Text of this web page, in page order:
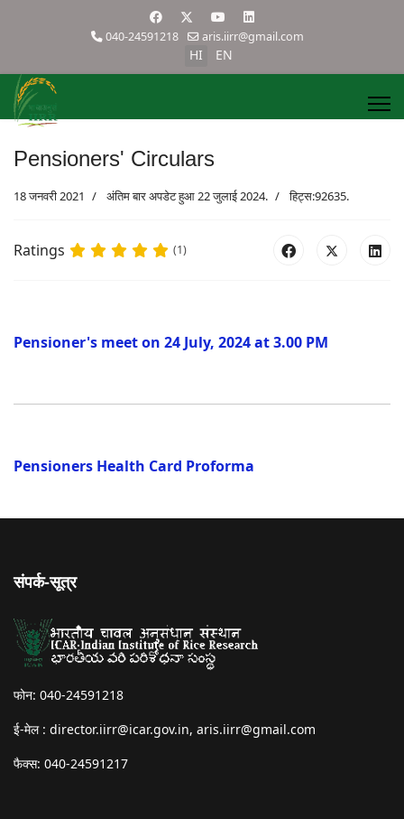
040-24591218 aris.iirr@gmail.com
HI EN
Pensioners' Circulars
18 जनवरी 2021 अंतिम बार अपडेट हुआ 22 जुलाई 2024. हिट्स:92635.
Ratings (1)
Pensioner's meet on 24 July, 2024 at 3.00 PM
Pensioners Health Card Proforma
संपर्क-सूत्र
फोन: 040-24591218
ई-मेल : director.iirr@icar.gov.in, aris.iirr@gmail.com
फैक्स: 040-24591217